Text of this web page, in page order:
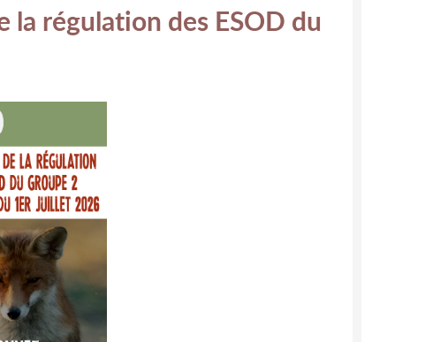
la régulation des ESOD du